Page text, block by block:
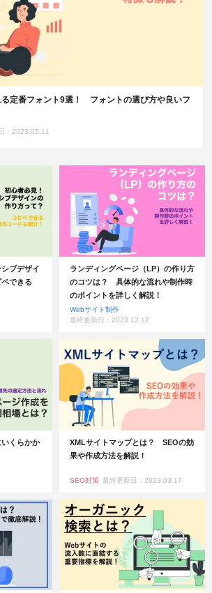
定番フォント9選！ フォントの選び方や良いフ
：2023.05.11
ブデザイ
できる
ランディングページ（LP）の作り方
のコツは？ 具体的な流れや制作時
のポイントを詳しく解説！
Webサイト制作
最終更新日：2023.12.12
くらかか
XMLサイトマップとは？ SEOの効
果や作成方法を解説！
SEO対策 最終更新日：2023.03.17